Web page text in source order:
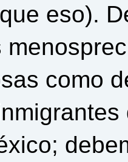
eso).
como